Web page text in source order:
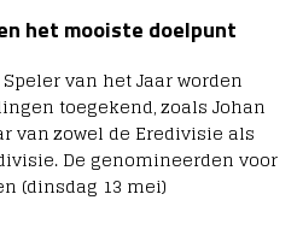
het mooiste doelpunt
van het Jaar worden
toegekend, zoals Johan
van zowel de Eredivisie als
De genomineerden voor
(dinsdag 13 mei)